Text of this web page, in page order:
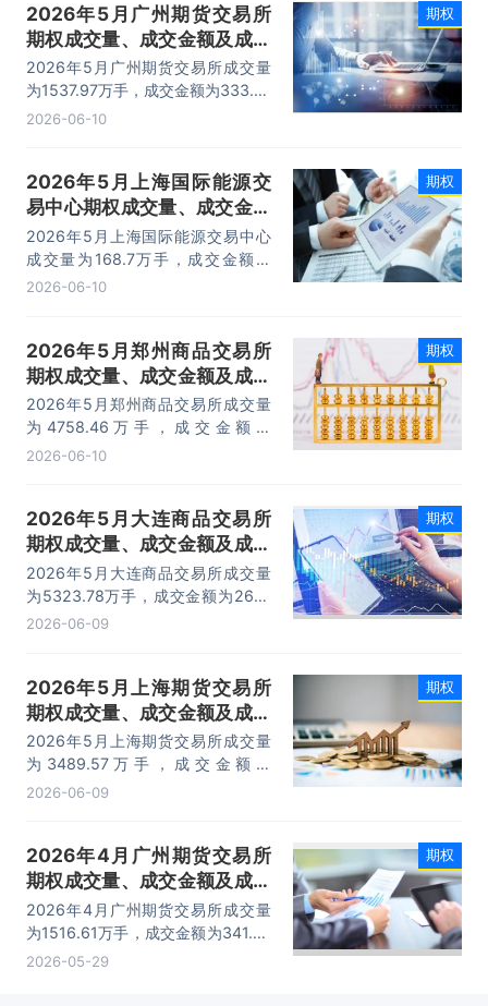
2026年5月广州期货交易所
期权成交量、成交金额及成交
金额占全国市场比重统计
2026年5月广州期货交易所成交量
为1537.97万手，成交金额为333.41
亿元，期权成交金额占全国期权市场
2026-06-10
期权
2026年5月上海国际能源交
易中心期权成交量、成交金额
及成交金额占全国市场比重统
计
2026年5月上海国际能源交易中心
成交量为168.7万手，成交金额为
150.2亿元，期权成交金额占全国期
2026-06-10
期权
2026年5月郑州商品交易所
期权成交量、成交金额及成交
金额占全国市场比重统计
2026年5月郑州商品交易所成交量
为4758.46万手，成交金额为
181.72亿元，期权成交金额占全国期
2026-06-10
期权
2026年5月大连商品交易所
期权成交量、成交金额及成交
金额占全国市场比重统计
2026年5月大连商品交易所成交量
为5323.78万手，成交金额为267.1
亿元，期权成交金额占全国期权市场
2026-06-09
期权
2026年5月上海期货交易所
期权成交量、成交金额及成交
金额占全国市场比重统计
2026年5月上海期货交易所成交量
为3489.57万手，成交金额为
1053.71亿元，期权成交金额占全国
2026-06-09
期权
2026年4月广州期货交易所
期权成交量、成交金额及成交
金额占全国市场比重统计
2026年4月广州期货交易所成交量
为1516.61万手，成交金额为341.57
亿元，期权成交金额占全国期权市场
2026-05-29
期权